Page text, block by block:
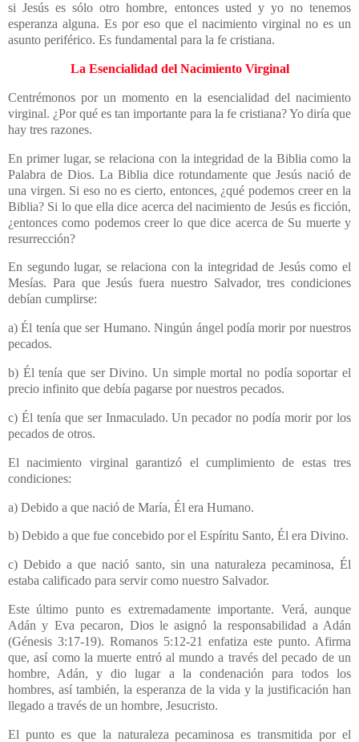
si Jesús es sólo otro hombre, entonces usted y yo no tenemos
esperanza alguna. Es por eso que el nacimiento virginal no es un
asunto periférico. Es fundamental para la fe cristiana.
La Esencialidad del Nacimiento Virginal
Centrémonos por un momento en la esencialidad del nacimiento
virginal. ¿Por qué es tan importante para la fe cristiana? Yo diría que
hay tres razones.
En primer lugar, se relaciona con la integridad de la Biblia como la
Palabra de Dios. La Biblia dice rotundamente que Jesús nació de
una virgen. Si eso no es cierto, entonces, ¿qué podemos creer en la
Biblia? Si lo que ella dice acerca del nacimiento de Jesús es ficción,
¿entonces como podemos creer lo que dice acerca de Su muerte y
resurrección?
En segundo lugar, se relaciona con la integridad de Jesús como el
Mesías. Para que Jesús fuera nuestro Salvador, tres condiciones
debían cumplirse:
a) Él tenía que ser Humano. Ningún ángel podía morir por nuestros
pecados.
b) Él tenía que ser Divino. Un simple mortal no podía soportar el
precio infinito que debía pagarse por nuestros pecados.
c) Él tenía que ser Inmaculado. Un pecador no podía morir por los
pecados de otros.
El nacimiento virginal garantizó el cumplimiento de estas tres
condiciones:
a) Debido a que nació de María, Él era Humano.
b) Debido a que fue concebido por el Espíritu Santo, Él era Divino.
c) Debido a que nació santo, sin una naturaleza pecaminosa, Él
estaba calificado para servir como nuestro Salvador.
Este último punto es extremadamente importante. Verá, aunque
Adán y Eva pecaron, Dios le asignó la responsabilidad a Adán
(Génesis 3:17-19). Romanos 5:12-21 enfatiza este punto. Afirma
que, así como la muerte entró al mundo a través del pecado de un
hombre, Adán, y dio lugar a la condenación para todos los
hombres, así también, la esperanza de la vida y la justificación han
llegado a través de un hombre, Jesucristo.
El punto es que la naturaleza pecaminosa es transmitida por el